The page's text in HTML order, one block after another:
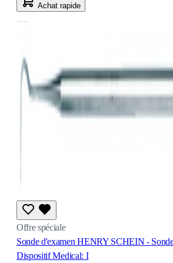
Achat rapide
Offre spéciale
Sonde d'examen HENRY SCHEIN -
Dispositif Medical: I